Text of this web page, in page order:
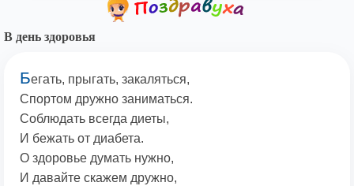
В день здоровья
Бегать, прыгать, закаляться,
Спортом дружно заниматься.
Соблюдать всегда диеты,
И бежать от диабета.
О здоровье думать нужно,
И давайте скажем дружно,